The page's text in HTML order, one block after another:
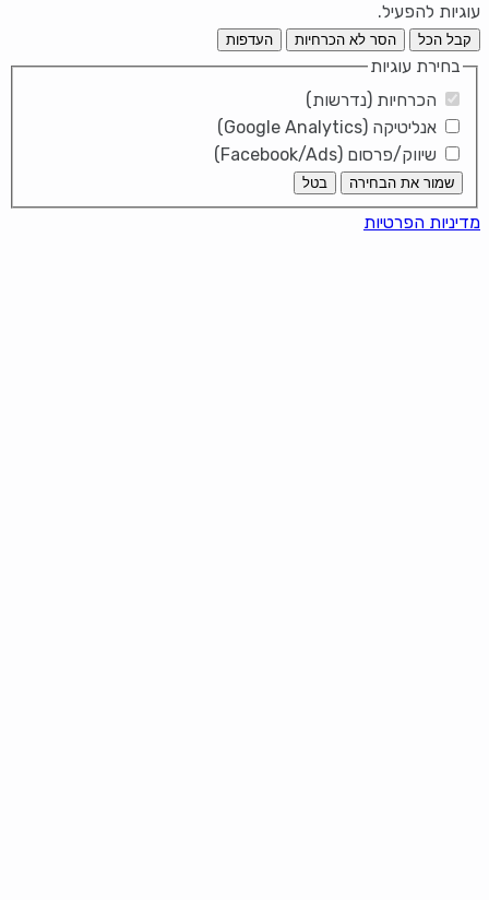
עוגיות להפעיל.
קבל הכל הסר לא הכרחיות העדפות
בחירת עוגיות
הכרחיות (נדרשות)
אנליטיקה (Google Analytics)
שיווק/פרסום (Facebook/Ads)
שמור את הבחירה בטל
מדיניות הפרטיות